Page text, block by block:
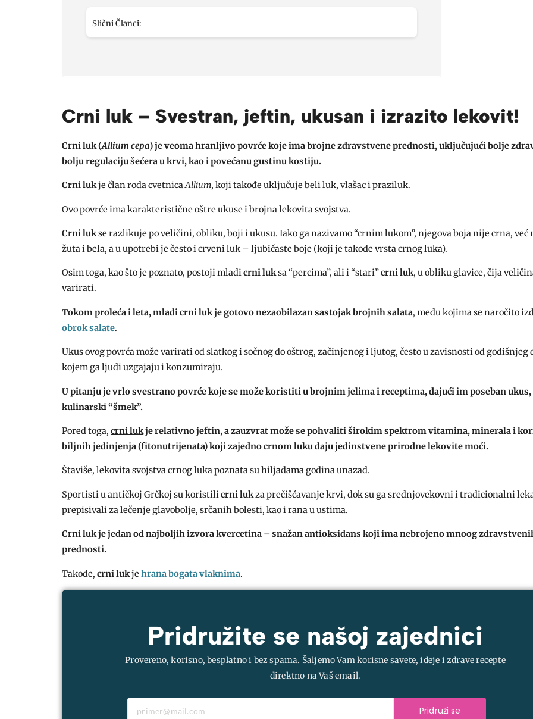
Slični Članci:
Crni luk – Svestran, jeftin, ukusan i izrazito lekovit!
Crni luk(Allium cepa) je veoma hranljivo povrće koje ima brojne zdravstvene prednosti, uključujući bolje
bolju regulaciju šećera u krvi, kao i povećanu gustinu kostiju.
Crni lukje član roda cvetnicaAllium, koji takođe uključuje beli luk, vlašac i praziluk.
Ovo povrće ima karakteristične oštre ukuse i brojna lekovita svojstva.
Crni lukse razlikuje po veličini, obliku, boji i ukusu. Iako ga nazivamo “crnim lukom”, njegova boja nije crna, već
žuta i bela, a u upotrebi je često i crveni luk – ljubičaste boje (koji je takođe vrsta crnog luka).
Osim toga, kao što je poznato, postoji mladicrni luksa “percima”, ali i “stari”crni luk, u obliku glavice, čija
varirati.
Tokom proleća i leta, mladi crni luk je gotovo nezaobilazan sastojak brojnih salata, među kojima se naročito
obrok salate.
Ukus ovog povrća može varirati od slatkog i sočnog do oštrog, začinjenog i ljutog, često u zavisnosti od godišnjeg
kojem ga ljudi uzgajaju i konzumiraju.
U pitanju je vrlo svestrano povrće koje se može koristiti u brojnim jelima i receptima, dajući im poseban
kulinarski “šmek”.
Pored toga,crni lukje relativno jeftin, a zauzvrat može se pohvaliti širokim spektrom vitamina, minerala i
biljnih jedinjenja (fitonutrijenata) koji zajedno crnom luku daju jedinstvene prirodne lekovite moći.
Štaviše, lekovita svojstva crnog luka poznata su hiljadama godina unazad.
Sportisti u antičkoj Grčkoj su koristilicrni lukza prečišćavanje krvi, dok su ga srednjovekovni i tradicionalni
prepisivali za lečenje glavobolje, srčanih bolesti, kao i rana u ustima.
Crni lukje jedan od najboljih izvora kvercetina – snažan antioksidans koji ima nebrojeno mnoog
prednosti.
Takođe,crni lukjehrana bogata vlaknima.
Pridružite se našoj zajednici
Provereno, korisno, besplatno i bez spama. Šaljemo Vam korisne savete, ideje i zdrave recepte
direktno na Vaš email.
Pridruži se